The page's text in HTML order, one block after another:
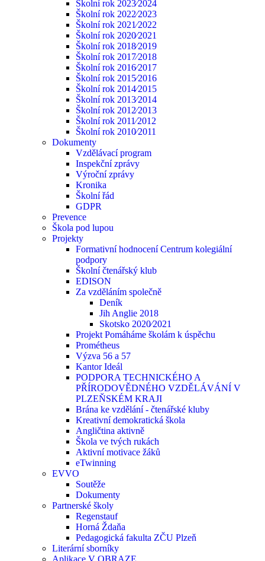
Školní rok 2023⁄2024
Školní rok 2022⁄2023
Školní rok 2021⁄2022
Školní rok 2020⁄2021
Školní rok 2018⁄2019
Školní rok 2017⁄2018
Školní rok 2016⁄2017
Školní rok 2015⁄2016
Školní rok 2014⁄2015
Školní rok 2013⁄2014
Školní rok 2012⁄2013
Školní rok 2011⁄2012
Školní rok 2010⁄2011
Dokumenty
Vzdělávací program
Inspekční zprávy
Výroční zprávy
Kronika
Školní řád
GDPR
Prevence
Škola pod lupou
Projekty
Formativní hodnocení Centrum kolegiální
podpory
Školní čtenářský klub
EDISON
Za vzděláním společně
Deník
Jih Anglie 2018
Skotsko 2020⁄2021
Projekt Pomáháme školám k úspěchu
Prométheus
Výzva 56 a 57
Kantor Ideál
PODPORA TECHNICKÉHO A
PŘÍRODOVĚDNÉHO VZDĚLÁVÁNÍ V
PLZEŇSKÉM KRAJI
Brána ke vzdělání - čtenářské kluby
Kreativní demokratická škola
Angličtina aktivně
Škola ve tvých rukách
Aktivní motivace žáků
eTwinning
EVVO
Soutěže
Dokumenty
Partnerské školy
Regenstauf
Horná Ždaňa
Pedagogická fakulta ZČU Plzeň
Literární sborníky
Aplikace V OBRAZE